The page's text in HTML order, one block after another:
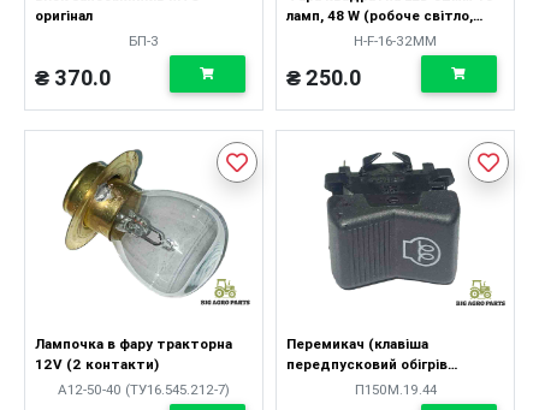
оригінал
БП-3
₴ 370.0
ламп, 48 W (робоче світло,
вузький промінь)
H-F-16-32MM
₴ 250.0
Лампочка в фару тракторна
12V (2 контакти)
А12-50-40 (ТУ16.545.212-7)
Перемикач (клавіша
передпусковий обігрів
двигуна) оригінал
П150М.19.44